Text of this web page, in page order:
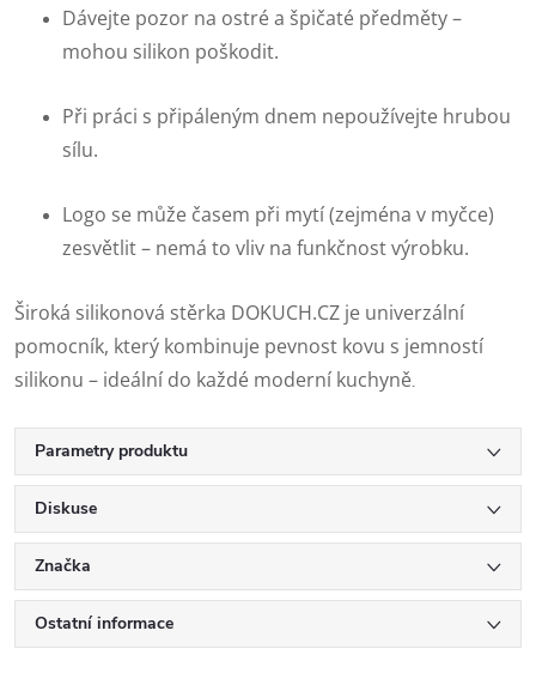
Dávejte pozor na ostré a špičaté předměty –
mohou silikon poškodit.
Při práci s připáleným dnem nepoužívejte hrubou
sílu.
Logo se může časem při mytí (zejména v myčce)
zesvětlit – nemá to vliv na funkčnost výrobku.
Široká silikonová stěrka DOKUCH.CZ je univerzální
pomocník, který kombinuje pevnost kovu s jemností
silikonu – ideální do každé moderní kuchyně.
Parametry produktu
Diskuse
Značka
Ostatní informace